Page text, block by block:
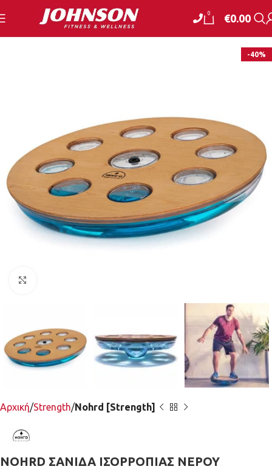
0 €0.00
-40%
Αρχική Strength Nohrd [Strength]
NOHRD ΣΑΝΙΔΑ ΙΣΟΡΡΟΠΙΑΣ ΝΕΡΟΥ